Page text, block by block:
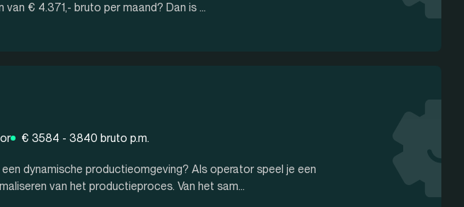
€ 4.371,- bruto per maand? Dan is ...
€ 3584 - 3840 bruto p.m.
dynamische productieomgeving? Als operator speel je een
van het productieproces. Van het sam...